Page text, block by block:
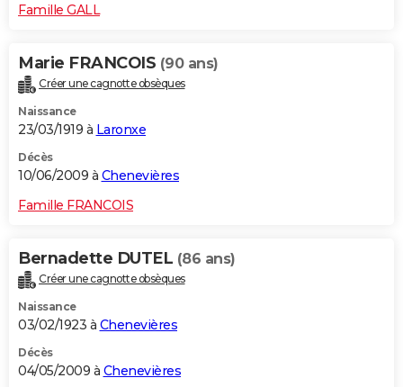
Famille GALL
Marie FRANCOIS (90 ans)
Créer une cagnotte obsèques
Naissance
23/03/1919 à Laronxe
Décès
10/06/2009 à Chenevières
Famille FRANCOIS
Bernadette DUTEL (86 ans)
Créer une cagnotte obsèques
Naissance
03/02/1923 à Chenevières
Décès
04/05/2009 à Chenevières